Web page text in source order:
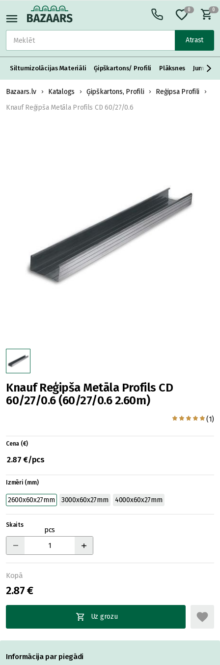
Atrast
0 0
Siltumizolācijas Materiāli Ģipškartons/ Profili Plāksnes Jumta
Bazaars.lv Katalogs Ģipškartons, Profili
Reģipsa Profili
Knauf Reģipša Metāla Profils CD 60/27/0.6
Knauf Reģipša Metāla Profils CD
60/27/0.6 (60/27/0.6 2.60m)
(1)
Cena (€)
2.87 €/pcs
Izmēri (mm)
2600x60x27mm 3000x60x27mm 4000x60x27mm
Skaits
pcs
Kopā
2.87 €
Uz grozu
Informācija par piegādi